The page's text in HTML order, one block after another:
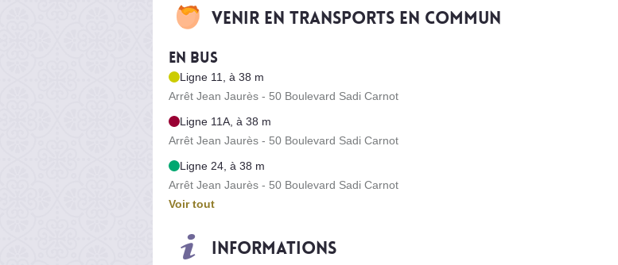
Venir en transports en commun
En bus
Ligne 11, à 38 m
Arrêt Jean Jaurès - 50 Boulevard Sadi Carnot
Ligne 11A, à 38 m
Arrêt Jean Jaurès - 50 Boulevard Sadi Carnot
Ligne 24, à 38 m
Arrêt Jean Jaurès - 50 Boulevard Sadi Carnot
Voir tout
Informations